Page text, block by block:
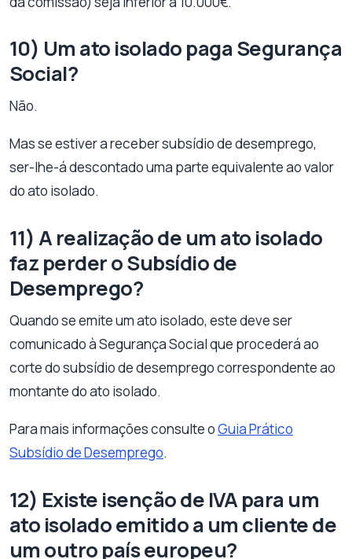
10) Um ato isolado paga Segurança
Social?
Não.
Mas se estiver a receber subsídio de desemprego,
ser-lhe-á descontado uma parte equivalente ao valor
do ato isolado.
11) A realização de um ato isolado
faz perder o Subsídio de
Desemprego?
Quando se emite um ato isolado, este deve ser
comunicado à Segurança Social que procederá ao
corte do subsídio de desemprego correspondente ao
montante do ato isolado.
Para mais informações consulte oGuia Prático
Subsídio de Desemprego.
12) Existe isenção de IVA para um
ato isolado emitido a um cliente de
um outro país europeu?